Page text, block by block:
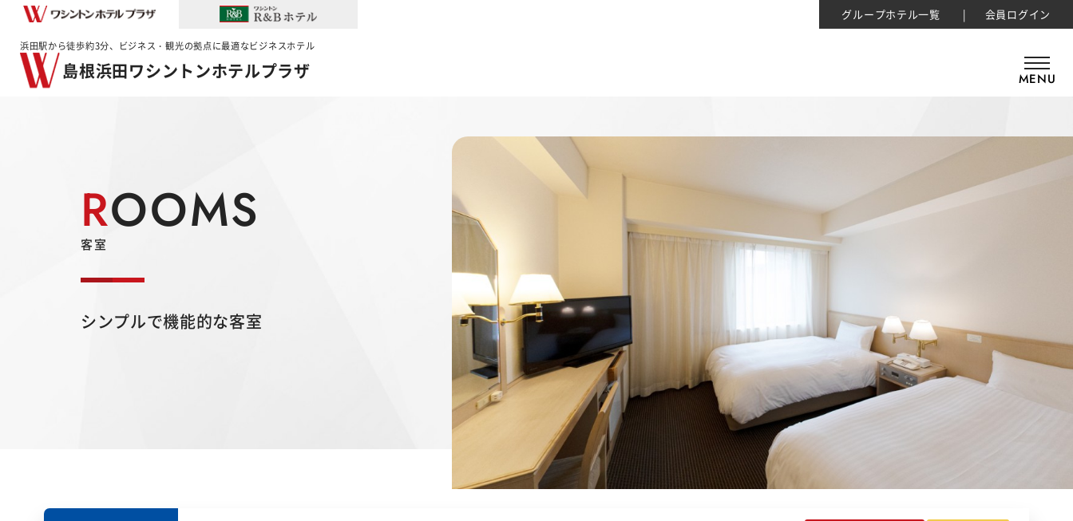
浜田駅から徒歩約3分、ビジネス・観光の拠点に最適なビジネスホテル
島根浜田ワシントンホテルプラザ MENU
グループホテル一覧 会員ログイン
ROOMS
客室
シンプルで機能的な客室